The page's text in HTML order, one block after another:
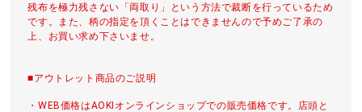
残布を極力残さない「両取り」という方法で裁断を行っているため
です。また、柄の指定を頂くことはできませんので予めご了承の
上、お買い求め下さいませ。
■アウトレット商品のご説明
・WEB価格はAOKIオンラインショップでの販売価格です。店頭と